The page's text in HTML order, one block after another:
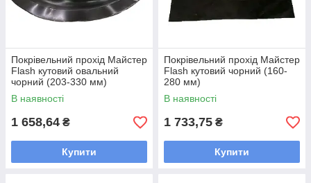
Покрівельний прохід Майстер
Flash кутовий овальний
чорний (203-330 мм)
В наявності
1 658,64 ₴
Купити
Покрівельний прохід Майстер
Flash кутовий чорний (160-
280 мм)
В наявності
1 733,75 ₴
Купити